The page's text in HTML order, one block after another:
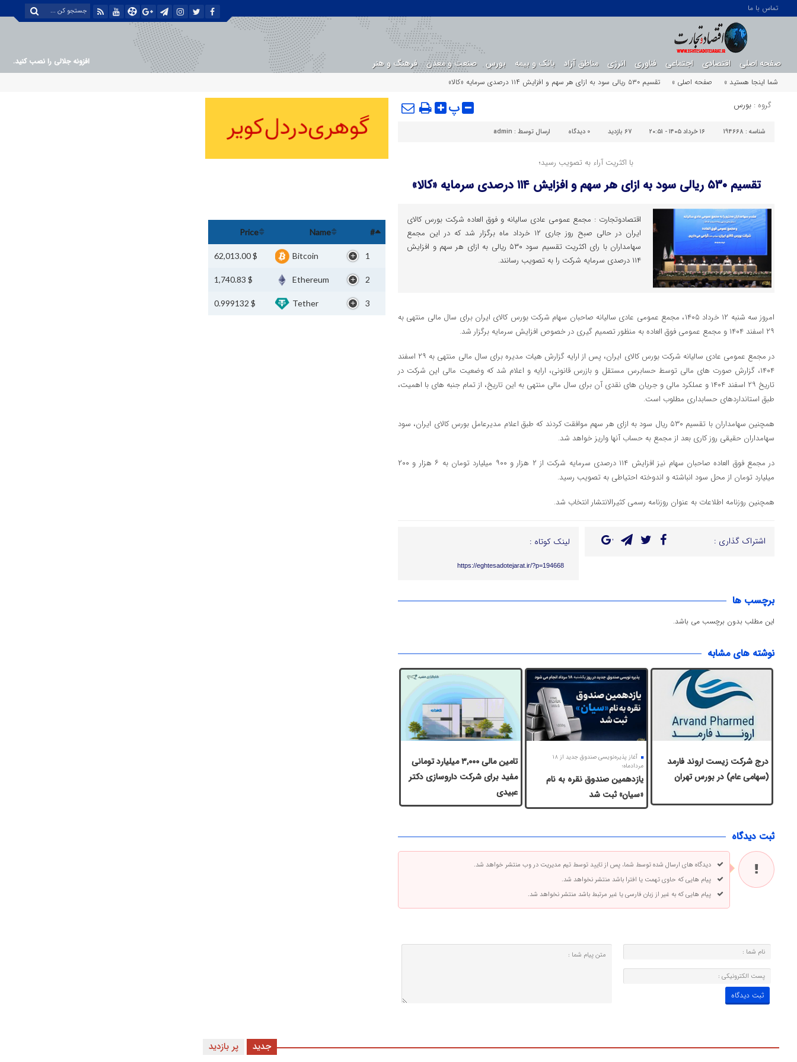
تماس با ما
صفحه اصلی اقتصادی اجتماعی فناوری انرژی مناطق آزاد بانک و بیمه بورس صنعت و معدن فرهنگ و هنر
افزونه جلالی را نصب کنید.
شما اینجا هستید »
صفحه اصلی » تقسیم ۵۳۰ ریالی سود به ازای هر سهم و افزایش ۱۱۴ درصدی سرمایه «کالا»
گروه : بورس پ
شناسه : 194668 ۱۶ خرداد ۱۴۰۵ - ۲۰:۵۱ 67 بازدید 0 دیدگاه ارسال توسط : admin
با اکثریت آراء به تصویب رسید؛
تقسیم ۵۳۰ ریالی سود به ازای هر سهم و افزایش ۱۱۴ درصدی سرمایه «کالا»
اقتصادوتجارت : مجمع عمومی عادی سالیانه و فوق العاده شرکت بورس کالای
ایران در حالی صبح روز جاری ۱۲ خرداد ماه برگزار شد که در این مجمع
سهامداران با رای اکثریت تقسیم سود ۵۳۰ ریالی به ازای هر سهم و افزایش
۱۱۴ درصدی سرمایه شرکت را به تصویب رسانند.
امروز سه شنبه ۱۲ خرداد ۱۴۰۵، مجمع عمومی عادی سالیانه صاحبان سهام شرکت بورس کالای ایران برای سال مالی منتهی به
۲۹ اسفند ۱۴۰۴ و مجمع عمومی فوق العاده به منظور تصمیم گیری در خصوص افزایش سرمایه برگزار شد.
در مجمع عمومی عادی سالیانه شرکت بورس کالای ایران، پس از ارایه گزارش هیات مدیره برای سال مالی منتهی به ۲۹ اسفند
۱۴۰۴، گزارش صورت های مالی توسط حسابرس مستقل و بازرس قانونی، ارایه و اعلام شد که وضعیت مالی این شرکت در
تاریخ ۲۹ اسفند ۱۴۰۴ و عملکرد مالی و جریان های نقدی آن برای سال مالی منتهی به این تاریخ،‌ از تمام جنبه های با اهمیت،‌
طبق استانداردهای حسابداری مطلوب است.
همچنین سهامداران با تقسیم ۵۳۰ ریال سود به ازای هر سهم موافقت کردند که طبق اعلام مدیرعامل بورس کالای ایران، سود
سهامداران حقیقی روز کاری بعد از مجمع به حساب آنها واریز خواهد شد.
در مجمع فوق العاده صاحبان سهام نیز افزایش ۱۱۴ درصدی سرمایه شرکت از ۲ هزار و ۹۰۰ میلیارد تومان به ۶ هزار و ۲۰۰
میلیارد تومان از محل سود انباشته و اندوخته احتیاطی به تصویب رسید.
همچنین روزنامه اطلاعات به عنوان روزنامه رسمی کثیرالانتشار انتخاب شد.
اشتراک گذاری : لینک کوتاه :
https://eghtesadotejarat.ir/?p=194668
برچسب ها
این مطلب بدون برچسب می باشد.
نوشته های مشابه
درج شرکت زیست اروند فارمد
(سهامی عام) در بورس تهران
آغاز پذیره‌نویسی صندوق جدید از ۱۸
مردادماه؛
یازدهمین صندوق نقره به نام
«سیان» ثبت شد
تامین مالی ۳,۰۰۰ میلیارد تومانی
مفید برای شرکت داروسازی دکتر
عبیدی
ثبت دیدگاه
دیدگاه های ارسال شده توسط شما، پس از تایید توسط تیم مدیریت در وب منتشر خواهد شد.
پیام هایی که حاوی تهمت یا افترا باشد منتشر نخواهد شد.
پیام هایی که به غیر از زبان فارسی یا غیر مرتبط باشد منتشر نخواهد شد.
#
Name
Price
1
Bitcoin
$ 62,013.00
2
Ethereum
$ 1,740.83
3
Tether
$ 0.999132
پر بازدید جدید